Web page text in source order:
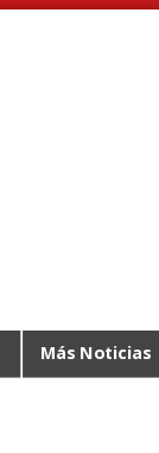
Más Noticias